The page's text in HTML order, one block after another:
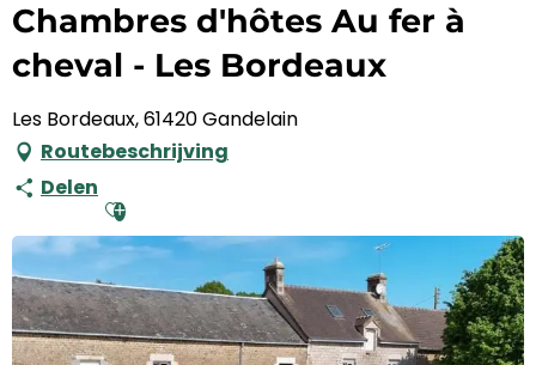
Chambres d'hôtes Au fer à
cheval - Les Bordeaux
Les Bordeaux, 61420 Gandelain
Routebeschrijving
Delen Ajouter aux favoris